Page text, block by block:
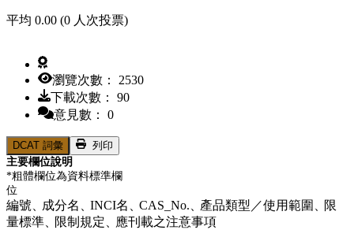
平均 0.00 (0 人次投票)
瀏覽次數： 2530
下載次數： 90
意見數： 0
DCAT 詞彙
列印
主要欄位說明
*粗體欄位為資料標準欄
位
編號、成分名、INCI名、CAS_No.、產品類型／使用範圍、限
量標準、限制規定、應刊載之注意事項